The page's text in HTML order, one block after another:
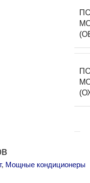
, Мощные кондиционеры